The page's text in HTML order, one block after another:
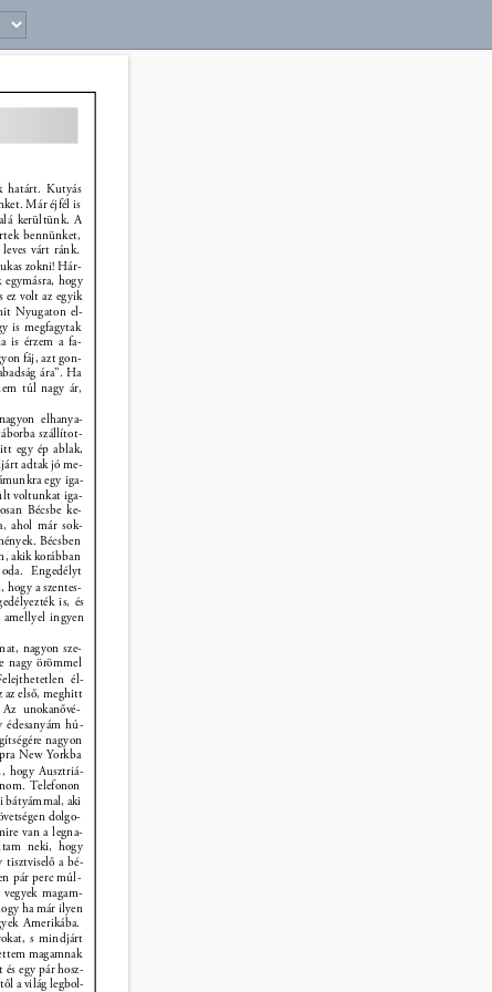
határt. Kutyás
Már éjfél is
kerültünk. A
bennünket,
leves várt ránk.
zokni! Hár-
hogy
ez volt az egyik
Nyugaton el-
is megfagytak
is érzem a fa-
fáj, azt gon-
ára”. Ha
túl nagy ár,
elhanya-
szállítot-
egy ép ablak,
adtak jó me-
egy iga-
voltunkat iga-
Bécsbe ke-
ahol már sok-
Bécsben
akik korábban
Engedélyt
hogy a szentes-
is, és
ingyen
nagyon sze-
nagy örömmel
él-
az első, meghitt
unokanővé-
hú-
nagyon
New Yorkba
hogy Ausztriá-
Telefonon
bátyámmal, aki
dolgo-
van a legna-
neki, hogy
tisztviselő a bé-
pár perc múl-
magam-
ha már ilyen
Amerikába.
s mindjárt
magamnak
egy pár hosz-
a világ legbol-